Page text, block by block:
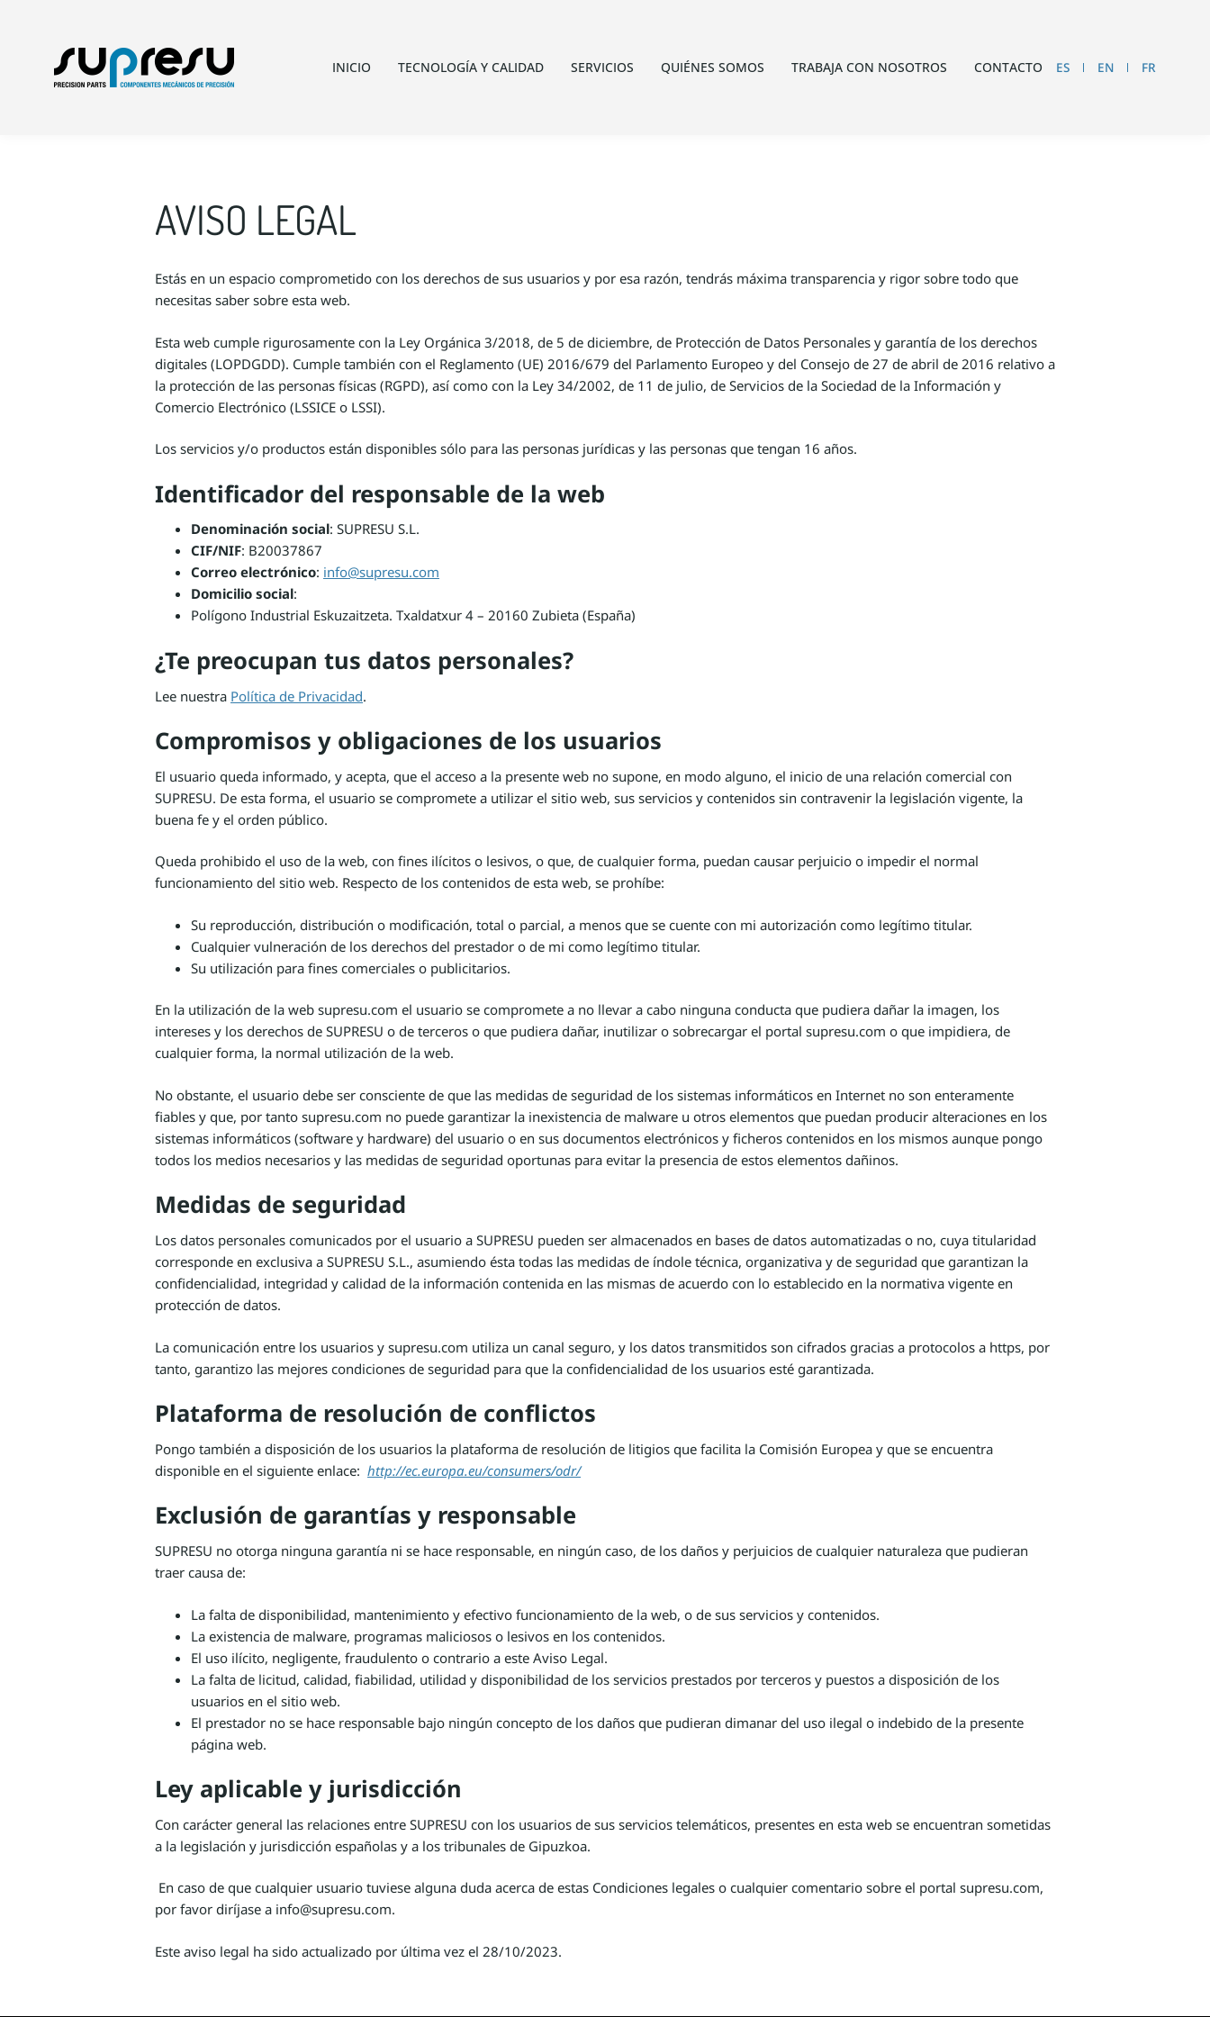
INICIO TECNOLOGÍA Y CALIDAD SERVICIOS QUIÉNES SOMOS TRABAJA CON NOSOTROS CONTACTO ES EN FR
AVISO LEGAL
Estás en un espacio comprometido con los derechos de sus usuarios y por esa razón, tendrás máxima transparencia y rigor sobre todo que
necesitas saber sobre esta web.
Esta web cumple rigurosamente con la Ley Orgánica 3/2018, de 5 de diciembre, de Protección de Datos Personales y garantía de los derechos
digitales (LOPDGDD). Cumple también con el Reglamento (UE) 2016/679 del Parlamento Europeo y del Consejo de 27 de abril de 2016 relativo a
la protección de las personas físicas (RGPD), así como con la Ley 34/2002, de 11 de julio, de Servicios de la Sociedad de la Información y
Comercio Electrónico (LSSICE o LSSI).
Los servicios y/o productos están disponibles sólo para las personas jurídicas y las personas que tengan 16 años.
Identificador del responsable de la web
Denominación social: SUPRESU S.L.
CIF/NIF: B20037867
Correo electrónico: info@supresu.com
Domicilio social:
Polígono Industrial Eskuzaitzeta. Txaldatxur 4 – 20160 Zubieta (España)
¿Te preocupan tus datos personales?
Lee nuestra Política de Privacidad.
Compromisos y obligaciones de los usuarios
El usuario queda informado, y acepta, que el acceso a la presente web no supone, en modo alguno, el inicio de una relación comercial con
SUPRESU. De esta forma, el usuario se compromete a utilizar el sitio web, sus servicios y contenidos sin contravenir la legislación vigente, la
buena fe y el orden público.
Queda prohibido el uso de la web, con fines ilícitos o lesivos, o que, de cualquier forma, puedan causar perjuicio o impedir el normal
funcionamiento del sitio web. Respecto de los contenidos de esta web, se prohíbe:
Su reproducción, distribución o modificación, total o parcial, a menos que se cuente con mi autorización como legítimo titular.
Cualquier vulneración de los derechos del prestador o de mi como legítimo titular.
Su utilización para fines comerciales o publicitarios.
En la utilización de la web supresu.com el usuario se compromete a no llevar a cabo ninguna conducta que pudiera dañar la imagen, los
intereses y los derechos de SUPRESU o de terceros o que pudiera dañar, inutilizar o sobrecargar el portal supresu.com o que impidiera, de
cualquier forma, la normal utilización de la web.
No obstante, el usuario debe ser consciente de que las medidas de seguridad de los sistemas informáticos en Internet no son enteramente
fiables y que, por tanto supresu.com no puede garantizar la inexistencia de malware u otros elementos que puedan producir alteraciones en los
sistemas informáticos (software y hardware) del usuario o en sus documentos electrónicos y ficheros contenidos en los mismos aunque pongo
todos los medios necesarios y las medidas de seguridad oportunas para evitar la presencia de estos elementos dañinos.
Medidas de seguridad
Los datos personales comunicados por el usuario a SUPRESU pueden ser almacenados en bases de datos automatizadas o no, cuya titularidad
corresponde en exclusiva a SUPRESU S.L., asumiendo ésta todas las medidas de índole técnica, organizativa y de seguridad que garantizan la
confidencialidad, integridad y calidad de la información contenida en las mismas de acuerdo con lo establecido en la normativa vigente en
protección de datos.
La comunicación entre los usuarios y supresu.com utiliza un canal seguro, y los datos transmitidos son cifrados gracias a protocolos a https, por
tanto, garantizo las mejores condiciones de seguridad para que la confidencialidad de los usuarios esté garantizada.
Plataforma de resolución de conflictos
Pongo también a disposición de los usuarios la plataforma de resolución de litigios que facilita la Comisión Europea y que se encuentra
disponible en el siguiente enlace: http://ec.europa.eu/consumers/odr/
Exclusión de garantías y responsable
SUPRESU no otorga ninguna garantía ni se hace responsable, en ningún caso, de los daños y perjuicios de cualquier naturaleza que pudieran
traer causa de:
La falta de disponibilidad, mantenimiento y efectivo funcionamiento de la web, o de sus servicios y contenidos.
La existencia de malware, programas maliciosos o lesivos en los contenidos.
El uso ilícito, negligente, fraudulento o contrario a este Aviso Legal.
La falta de licitud, calidad, fiabilidad, utilidad y disponibilidad de los servicios prestados por terceros y puestos a disposición de los
usuarios en el sitio web.
El prestador no se hace responsable bajo ningún concepto de los daños que pudieran dimanar del uso ilegal o indebido de la presente
página web.
Ley aplicable y jurisdicción
Con carácter general las relaciones entre SUPRESU con los usuarios de sus servicios telemáticos, presentes en esta web se encuentran sometidas
a la legislación y jurisdicción españolas y a los tribunales de Gipuzkoa.
En caso de que cualquier usuario tuviese alguna duda acerca de estas Condiciones legales o cualquier comentario sobre el portal supresu.com,
por favor diríjase a info@supresu.com.
Este aviso legal ha sido actualizado por última vez el 28/10/2023.